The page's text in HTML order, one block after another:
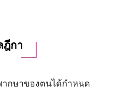
กา
กษาของตนได้กำหนด